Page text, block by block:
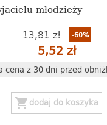
młodzieży
13,81 zł -60%
5,52 zł
cena z 30 dni przed
shopping_cart dodaj do koszyka